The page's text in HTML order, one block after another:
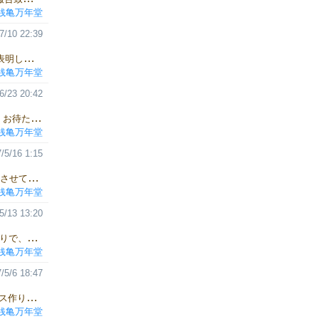
亀万年堂
毎度です。汎用メタルコインの銭亀万年堂です。秋のゲムマ、参加表明しました。 無事に受かれば、コインに加え新しい銭亀バンクを販売したいと思います。 それがこちら。フリー素材は本当にありがたいです。自分が描いたのは文字下のバラだけだったりします。 開いてみるとこんな具合です。マジックテープで閉じているのは前と同じですが 前回からバージョンアップしている部分があります。 箱を奥に倒した時にコインが落ちないようにするストッパーですが 前バージョンでは上のように完全に開いてしまっていました。 それを今回バージョンでは、完全に開き切らないようにガイドをつけました。 ありがとう、森永チョコボール。君がいなかったら、この構造は思いつかなかったよ。 厚紙カットを業者さんに頼んで時間と手間を短縮したので、出店まで十分な数を揃えられると思います。 ちなみに、箱丸ごとの製作依頼もしたんですが、「このクオリティは無理です」と断られました（泣） 元気いっぱい精いっぱいの手作りで頑張ります！ もちろん、少ないながらも布箱バージョンも作りますので よろしくお願いします。ではでは。
10 22:39
亀万年堂
銭亀コイン、BOOTHさんでオンライン販売始めました（^^） 長らくお待たせ様でした。 10金貨は10枚550円 5銀貨は10枚500円 1銅貨は10枚500円 10枚セットの3種類、ゲムマ売りより10金貨だけちょっとだけ高くなってますのでご注意を。 銭亀バンクは現在製作業者さんに相談して、色々検討中ですので、もうしばらくお待ちください。
23 20:42
亀万年堂
2017春のゲムマ、無事終了。コインを買ってくれた人 ジャラジャラさせて楽しんでいってくれた人、ありがとうございました。 銭亀バンク、瞬時に売り切れてしまい、買えなかった人は申し訳ありませんでした。 今後、増産したり、ウェブリログで製作方法を書いたりしたいと思います。 後は基本セットの値段設定ですかねー。バラ買いが思った以上に少なくて このまま3000円で行くか4000円に戻すか、間を取って3500円か… うーん、次の参加が決まるまでに考えておこうと思います。
5/16 1:15
亀万年堂
一人一個限定の銭亀バンク。あれから6個追加です。 手前4個が布貼りで、奥の2個が合皮貼りです。 こちらの紙貼りと合わせて全部で14個となりました。 もう一つデニム貼りも作りたかったけど、時間切れでした。残念。 中身は1銅貨50枚、5銀貨22枚、10金貨24枚の、額面400金セット。 4人プレイで一人100金ぶん。たいていのゲームには支障は無いかと。 お値段は初出店記念で今回だけの4000円です。 ではでは、当日はよろしくお願いします。
13 13:20
亀万年堂
毎度お世話になります。銭亀万年堂の店主鈴木です。 バンクボックス作り、面白いです。現在、紙で8箱ほど作りました。 それから現在、布製と合皮製にもチャレンジしております。 左が布製で右が合皮製です。ボタンづけがかなり手間でやっと慣れてきました。 ただ、手芸素人のが作った品のため、耐久年月がまだ不明です。 中のコイン、銅50枚・銀22枚・金24枚の400金セットは1枚50円換算で4800円なので 希望小売価格は5000円としたいところですが、その不明ぶんと 新装開店記念も併せて、4000円で売りたいと思います。 以上、どうぞよろしくお願いいたします。 では、箱の増産にとりかかりますのでこのへんで。
5/6 18:47
亀万年堂